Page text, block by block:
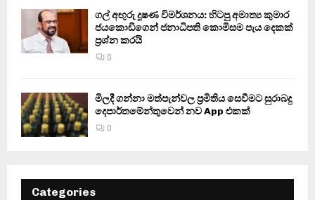
ගල් අඟුරු දූෂණ විමර්ශනය: හිටපු අමාත්‍ය කුමාර
ජයකොඩිගෙන් ජනාධිපති කොමිසම පැය දෙකක්
ප්‍රශ්න කරයි
0
මිලදී ගන්නා මත්පැන්වල ප්‍රමිතිය සෙවීමට සුරාබදු
දෙපාර්තමේන්තුවෙන් නව App එකක්
0
Categories